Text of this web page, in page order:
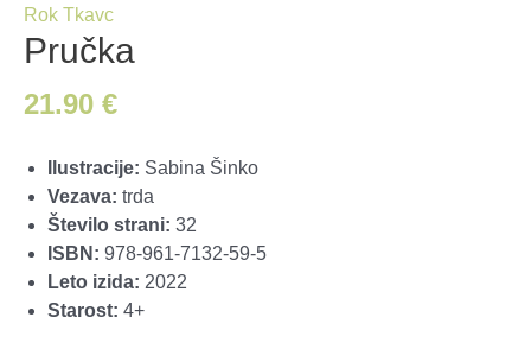
Rok Tkavc
Pručka
21.90 €
Ilustracije: Sabina Šinko
Vezava: trda
Število strani: 32
ISBN: 978-961-7132-59-5
Leto izida: 2022
Starost: 4+